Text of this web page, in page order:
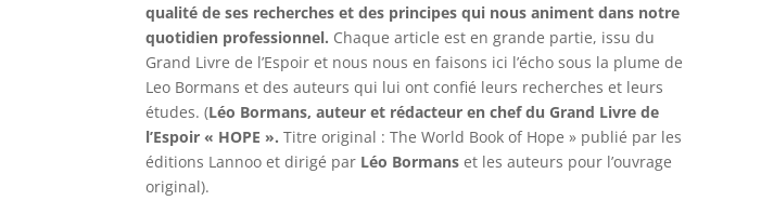
qualité de ses recherches et des principes qui nous animent dans notre
quotidien professionnel. Chaque article est en grande partie, issu du
Grand Livre de l’Espoir et nous nous en faisons ici l’écho sous la plume de
Leo Bormans et des auteurs qui lui ont confié leurs recherches et leurs
études. (Léo Bormans, auteur et rédacteur en chef du Grand Livre de
l’Espoir « HOPE ». Titre original : The World Book of Hope » publié par les
éditions Lannoo et dirigé par Léo Bormans et les auteurs pour l’ouvrage
original).